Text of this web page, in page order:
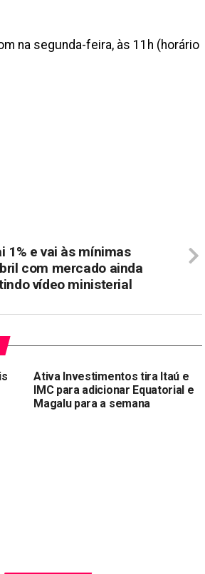
na segunda-feira, às 11h (horário
1% e vai às mínimas
com mercado ainda
vídeo ministerial
Ativa Investimentos tira Itaú e
IMC para adicionar Equatorial e
Magalu para a semana